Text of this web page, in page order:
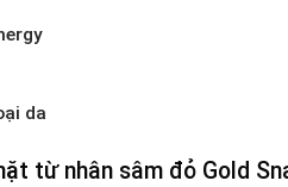
da
từ nhân sâm đỏ Gold